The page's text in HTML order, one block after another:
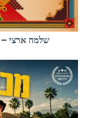
שלמה ארצי –